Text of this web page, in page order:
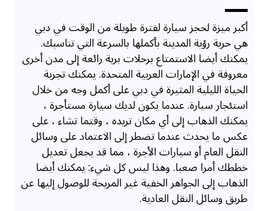
أكبر ميزة لحجز سيارة لفترة طويلة من الوقت في دبي
هي حرية رؤية المدينة بأكملها بالسرعة التي تناسبك.
يمكنك أيضا الاستمتاع برحلات برية رائعة إلى مدن أخرى
معروفة في الإمارات العربية المتحدة. يمكنك تجربة
الحياة الليلية المثيرة في دبي على أكمل وجه من خلال
استئجار سيارة. عندما يكون لديك سيارة مستأجرة ،
يمكنك الذهاب إلى أي مكان تريده ، وقتما تشاء ، على
عكس ما يحدث عندما تضطر إلى الاعتماد على وسائل
النقل العام أو سيارات الأجرة ، مما قد يجعل تعديل
خططك أمرا صعبا. وهذا ليس كل شيء: يمكنك أيضا
الذهاب إلى الجواهر الخفية غير المريحة للوصول إليها عن
طريق وسائل النقل العادية.